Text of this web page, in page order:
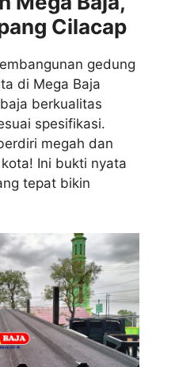
Cilacap
gedung
di Mega Baja
berkualitas
spesifikasi.
megah dan
Ini bukti nyata
tepat bikin